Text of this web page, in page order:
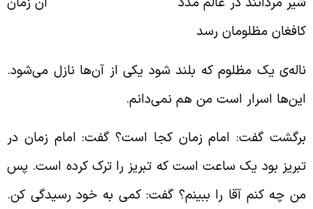
مظلومان رسد
یک مظلوم که بلند شود یکی از آن‌ها نازل می‌شود.
اسرار است من هم نمی‌دانم.
گفت: امام زمان کجا است؟ گفت: امام زمان در
بود یک ساعت است که تبریز را ترک کرده است. پس
چه کنم آقا را ببینم؟ گفت: کمی به خود رسیدگی کن.